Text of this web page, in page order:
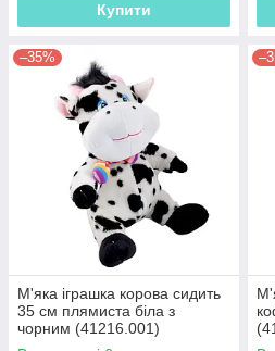
Купити
–35%
М'яка іграшка корова сидить
35 см плямиста біла з
чорним (41216.001)